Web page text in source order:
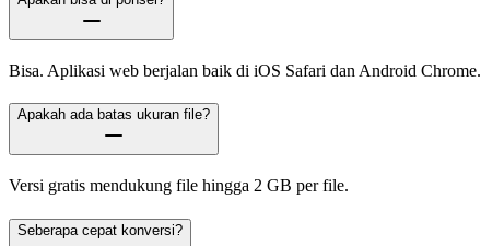
Bisa. Aplikasi web berjalan baik di iOS Safari dan Android Chrome.
Apakah ada batas ukuran file?
Versi gratis mendukung file hingga 2 GB per file.
Seberapa cepat konversi?